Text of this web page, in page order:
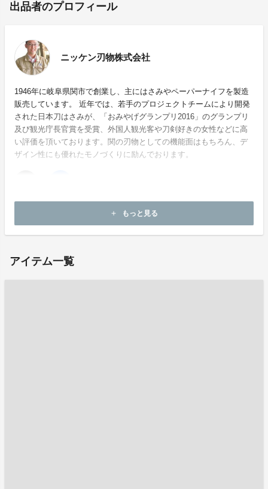
出品者のプロフィール
ニッケン刃物株式会社
1946年に岐阜県関市で創業し、主にはさみやペーパーナイフを製造
販売しています。 近年では、若手のプロジェクトチームにより開発
された日本刀はさみが、「おみやげグランプリ2016」のグランプリ
及び観光庁長官賞を受賞、外国人観光客や刀剣好きの女性などに高
い評価を頂いております。関の刃物としての機能面はもちろん、デ
ザイン性にも優れたモノづくりに励んでおります。
add もっと見る
アイテム一覧